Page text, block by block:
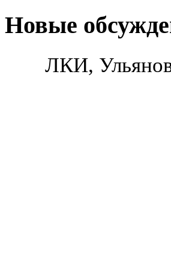
Новые
ЛКИ,